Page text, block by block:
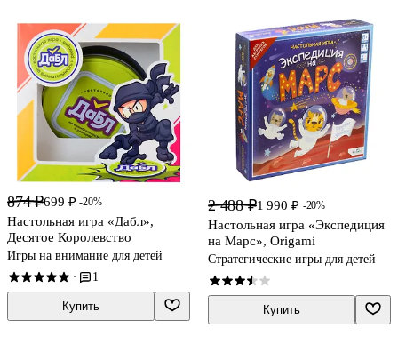
874 ₽699 ₽ -20%
Настольная игра «Дабл»,
Десятое Королевство
Игры на внимание для детей
· 1
Купить
2 488 ₽1 990 ₽ -20%
Настольная игра «Экспедиция
на Марс», Origami
Стратегические игры для детей
Купить